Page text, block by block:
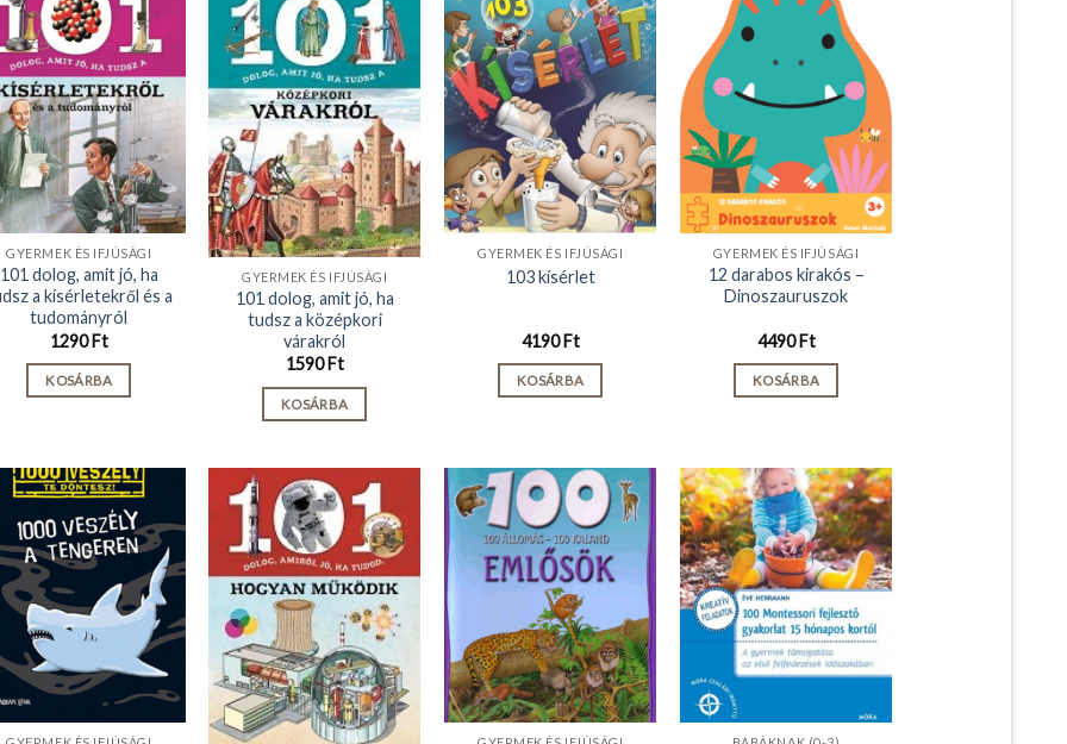
GYERMEK ÉS IFJÚSÁGI
101 dolog, amit jó, ha
a kísérletekről és a
tudományról
1290Ft
KOSÁRBA
GYERMEK ÉS IFJÚSÁGI
101 dolog, amit jó, ha
tudsz a középkori
várakról
1590Ft
KOSÁRBA
GYERMEK ÉS IFJÚSÁGI
103 kísérlet
4190Ft
KOSÁRBA
GYERMEK ÉS IFJÚSÁGI
12 darabos kirakós –
Dinoszauruszok
4490Ft
KOSÁRBA